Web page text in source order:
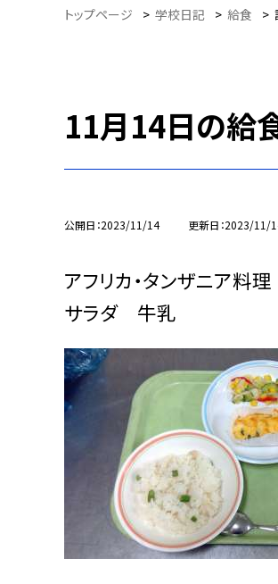
トップページ > 学校日記 > 給食 >
11月14日の給
公開日 2023/11/14 更新日 2023/11/
アフリカ・タンザニア
サラダ 牛乳